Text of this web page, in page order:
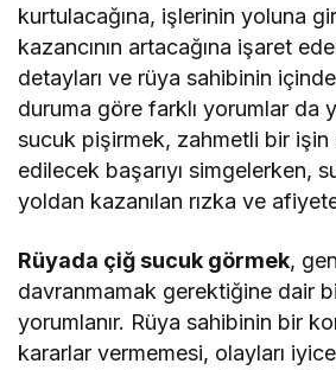
kurtulacağına, işlerinin yoluna
kazancının artacağına işaret
detayları ve rüya sahibinin
duruma göre farklı yorumlar da
sucuk pişirmek, zahmetli bir
edilecek başarıyı simgelerken,
yoldan kazanılan rızka ve
Rüyada çiğ sucuk görmek,
davranmamak gerektiğine dair
yorumlanır. Rüya sahibinin bir
kararlar vermemesi, olayları